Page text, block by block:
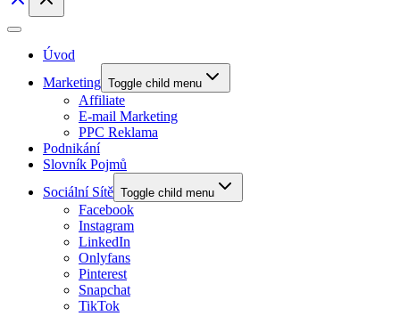
Úvod
Marketing Toggle child menu
Affiliate
E-mail Marketing
PPC Reklama
Podnikání
Slovník Pojmů
Sociální Sítě Toggle child menu
Facebook
Instagram
LinkedIn
Onlyfans
Pinterest
Snapchat
TikTok